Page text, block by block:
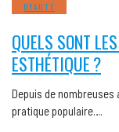
BEAUTÉ
QUELS SONT
ESTHÉTIQUE ?
Depuis de
pratique populaire….